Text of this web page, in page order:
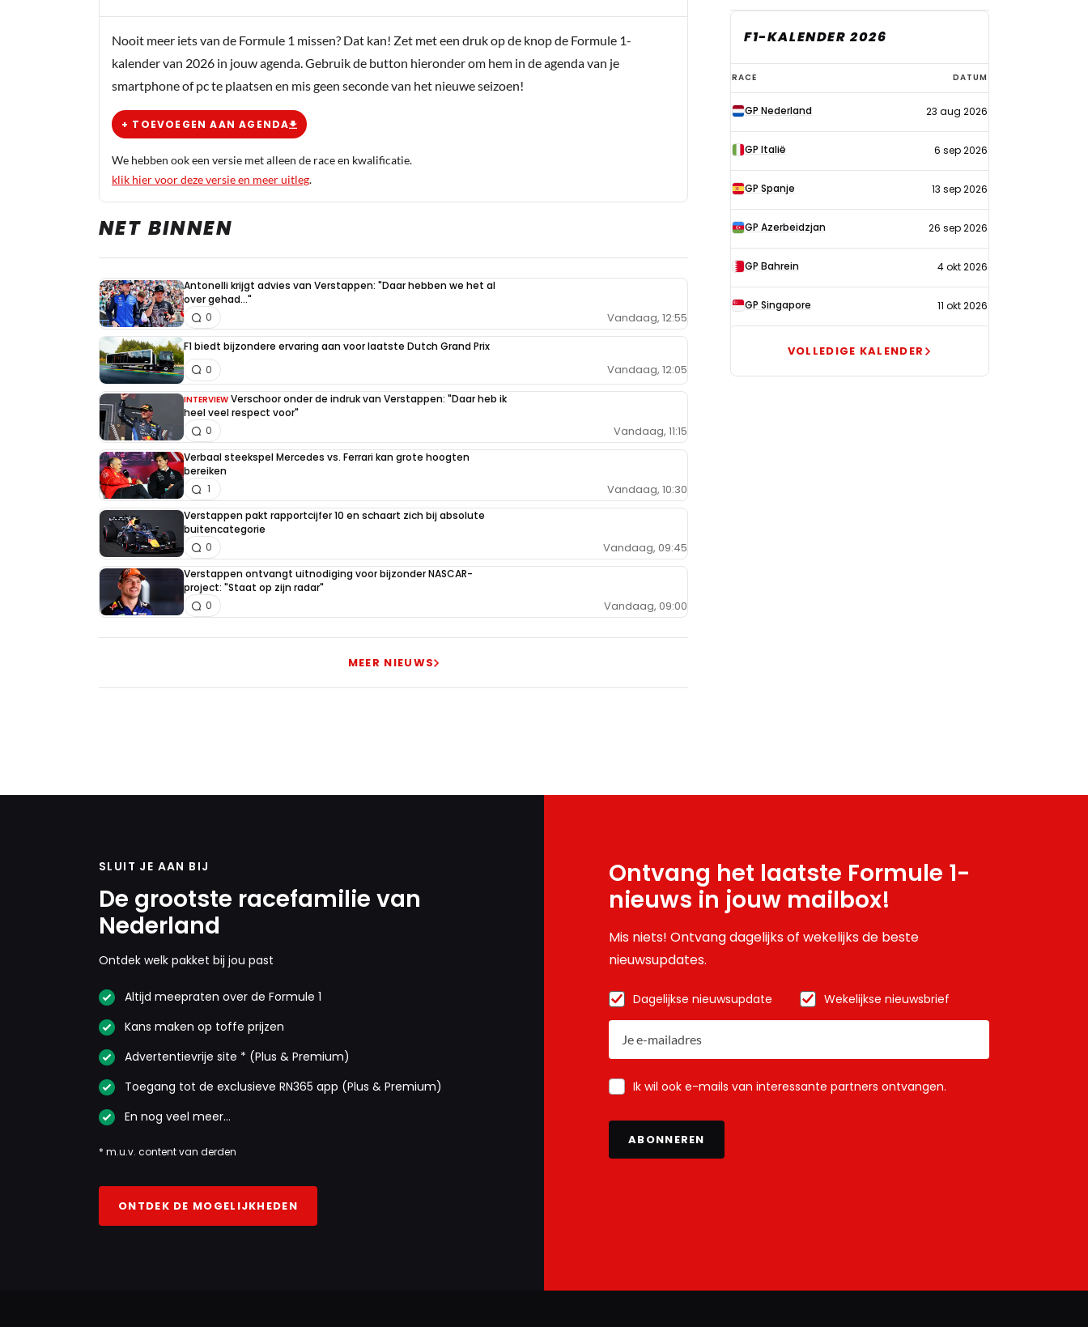
Nooit meer iets van de Formule 1 missen? Dat kan! Zet met een druk op de knop de Formule 1-
kalender van 2026 in jouw agenda. Gebruik de button hieronder om hem in de agenda van je
smartphone of pc te plaatsen en mis geen seconde van het nieuwe seizoen!
+ TOEVOEGEN AAN AGENDA
We hebben ook een versie met alleen de race en kwalificatie.
klik hier voor deze versie en meer uitleg.
NET BINNEN
Antonelli krijgt advies van Verstappen: "Daar hebben we het al
over gehad..."
Vandaag, 12:55
0
F1 biedt bijzondere ervaring aan voor laatste Dutch Grand Prix
Vandaag, 12:05
0
INTERVIEW Verschoor onder de indruk van Verstappen: "Daar heb ik
heel veel respect voor"
Vandaag, 11:15
0
Verbaal steekspel Mercedes vs. Ferrari kan grote hoogten
bereiken
Vandaag, 10:30
1
Verstappen pakt rapportcijfer 10 en schaart zich bij absolute
buitencategorie
Vandaag, 09:45
0
Verstappen ontvangt uitnodiging voor bijzonder NASCAR-
project: "Staat op zijn radar"
Vandaag, 09:00
0
MEER NIEUWS
F1-KALENDER 2026
F1-
kalender
2026
RACE DATUM
GP Nederland 23 aug 2026
GP Italië 6 sep 2026
GP Spanje 13 sep 2026
GP Azerbeidzjan 26 sep 2026
GP Bahrein 4 okt 2026
GP Singapore 11 okt 2026
VOLLEDIGE KALENDER
SLUIT JE AAN BIJ
De grootste racefamilie van
Nederland
Ontdek welk pakket bij jou past
Altijd meepraten over de Formule 1
Kans maken op toffe prijzen
Advertentievrije site * (Plus & Premium)
Toegang tot de exclusieve RN365 app (Plus & Premium)
En nog veel meer…
* m.u.v. content van derden
ONTDEK DE MOGELIJKHEDEN
Ontvang het laatste Formule 1-
nieuws in jouw mailbox!
Mis niets! Ontvang dagelijks of wekelijks de beste
nieuwsupdates.
Dagelijkse nieuwsupdate Wekelijkse nieuwsbrief
Ik wil ook e-mails van interessante partners ontvangen.
ABONNEREN